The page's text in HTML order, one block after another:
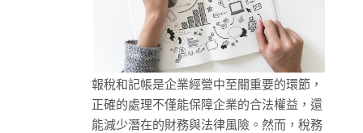
報稅和記帳是企業經營中至關重要的環節，
正確的處理不僅能保障企業的合法權益，還
能減少潛在的財務與法律風險。然而，稅務